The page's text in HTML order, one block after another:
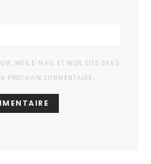
MON E-MAIL ET MON SITE DANS
PROCHAIN COMMENTAIRE.